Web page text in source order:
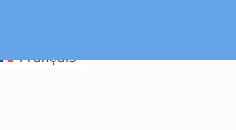
Français